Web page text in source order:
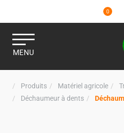
0
MENU
Produits Matériel agricole
Déchaumeur à dents